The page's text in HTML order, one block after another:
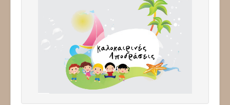
Προ - Νηπιαγωγείο
Προγράμματα
Δραστηριότητες
Ανακοινώσεις